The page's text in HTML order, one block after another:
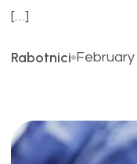
[…]
Rabotnici February